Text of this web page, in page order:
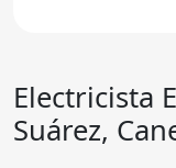
Electricista
Suárez,